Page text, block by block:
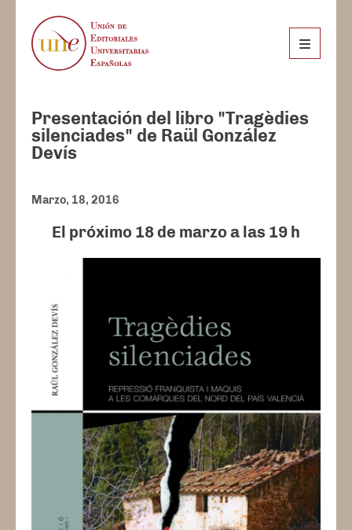
Presentación del libro "Tragèdies
silenciades" de Raül González
Devís
Marzo, 18, 2016
El próximo 18 de marzo a las 19 h